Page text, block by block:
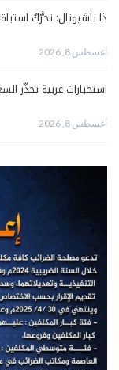
ذا ناشيونال: تحرُّكٌ
أغسطس 8, 2026
استخبارات غربية تحذّر
أغسطس 8, 2026